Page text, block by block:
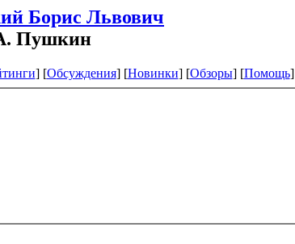
Борис Львович
Пушкин
] [Обсуждения] [Новинки] [Обзоры] [Помощь]